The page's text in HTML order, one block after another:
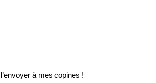
à mes copines !